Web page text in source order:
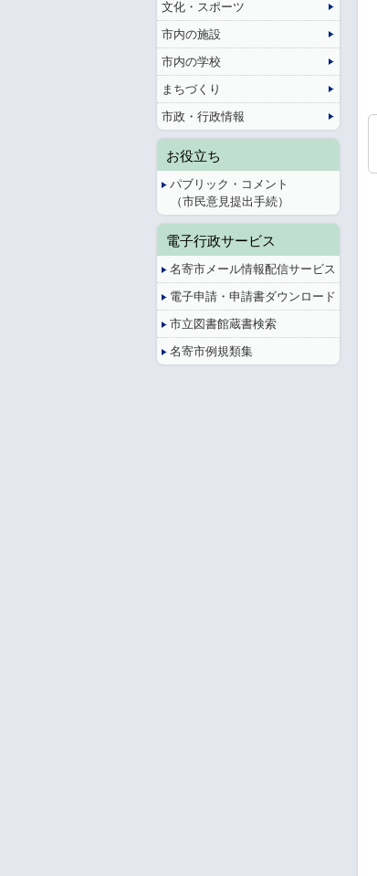
文化・スポーツ
市内の施設
市内の学校
まちづくり
市政・行政情報
お役立ち
パブリック・コメント
（市民意見提出手続）
電子行政サービス
名寄市メール情報配信サービス
電子申請・申請書ダウンロード
市立図書館蔵書検索
名寄市例規類集